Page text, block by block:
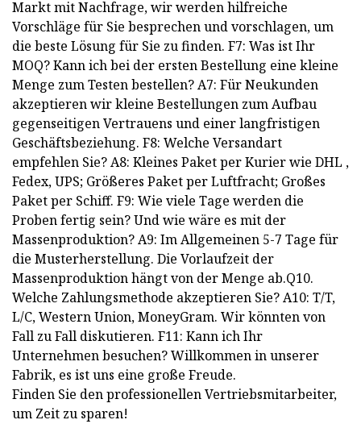
Markt mit Nachfrage, wir werden hilfreiche
Vorschläge für Sie besprechen und vorschlagen, um
die beste Lösung für Sie zu finden. F7: Was ist Ihr
MOQ? Kann ich bei der ersten Bestellung eine kleine
Menge zum Testen bestellen? A7: Für Neukunden
akzeptieren wir kleine Bestellungen zum Aufbau
gegenseitigen Vertrauens und einer langfristigen
Geschäftsbeziehung. F8: Welche Versandart
empfehlen Sie? A8: Kleines Paket per Kurier wie DHL ,
Fedex, UPS; Größeres Paket per Luftfracht; Großes
Paket per Schiff. F9: Wie viele Tage werden die
Proben fertig sein? Und wie wäre es mit der
Massenproduktion? A9: Im Allgemeinen 5-7 Tage für
die Musterherstellung. Die Vorlaufzeit der
Massenproduktion hängt von der Menge ab.Q10.
Welche Zahlungsmethode akzeptieren Sie? A10: T/T,
L/C, Western Union, MoneyGram. Wir könnten von
Fall zu Fall diskutieren. F11: Kann ich Ihr
Unternehmen besuchen? Willkommen in unserer
Fabrik, es ist uns eine große Freude.
Finden Sie den professionellen Vertriebsmitarbeiter,
um Zeit zu sparen!